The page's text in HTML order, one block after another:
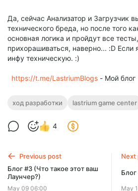
Да, сейчас Анализатор и Загрузчик
технического бреда, но после того
основная логика и пройдут все
прихорашиваться, наверно... :D Если
инфу техническую. :)
https://t.me/LastriumBlogs - Мой блог
ход разработки lastrium game center
4
Previous post
Блог #3 (Что такое этот ваш
Лаунчер?)
May 09 06:00
Next
Блог
May